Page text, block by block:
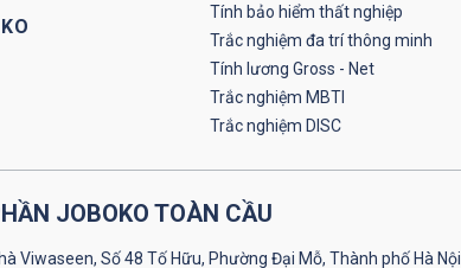
Tính bảo hiểm thất nghiệp
Trắc nghiệm đa trí thông minh
Tính lương Gross - Net
Trắc nghiệm MBTI
Trắc nghiệm DISC
JOBOKO TOÀN CẦU
Viwaseen, Số 48 Tố Hữu, Phường Đại Mỗ, Thành phố Hà Nội